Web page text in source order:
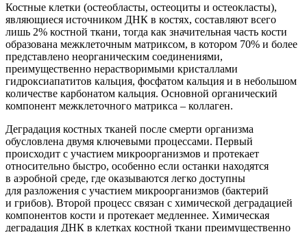
Костные клетки (остеобласты, остеоциты и остеокласты),
являющиеся источником ДНК в костях, составляют всего
лишь 2% костной ткани, тогда как значительная часть кости
образована межклеточным матриксом, в котором 70% и более
представлено неорганическим соединениями,
преимущественно нерастворимыми кристаллами
гидроксиапатитов кальция, фосфатом кальция и в небольшом
количестве карбонатом кальция. Основной органический
компонент межклеточного матрикса – коллаген.
Деградация костных тканей после смерти организма
обусловлена двумя ключевыми процессами. Первый
происходит с участием микроорганизмов и протекает
относительно быстро, особенно если останки находятся
в аэробной среде, где оказываются легко доступны
для разложения с участием микроорганизмов (бактерий
и грибов). Второй процесс связан с химической деградацией
компонентов кости и протекает медленнее. Химическая
деградация ДНК в клетках костной ткани преимущественно